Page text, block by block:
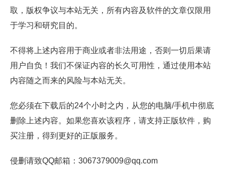
取，版权争议与本站无关，所有内容及软件的文章仅限用
于学习和研究目的。
不得将上述内容用于商业或者非法用途，否则一切后果请
用户自负！我们不保证内容的长久可用性，通过使用本站
内容随之而来的风险与本站无关。
您必须在下载后的24个小时之内，从您的电脑/手机中彻底
删除上述内容。如果您喜欢该程序，请支持正版软件，购
买注册，得到更好的正版服务。
侵删请致QQ邮箱：3067379009@qq.com